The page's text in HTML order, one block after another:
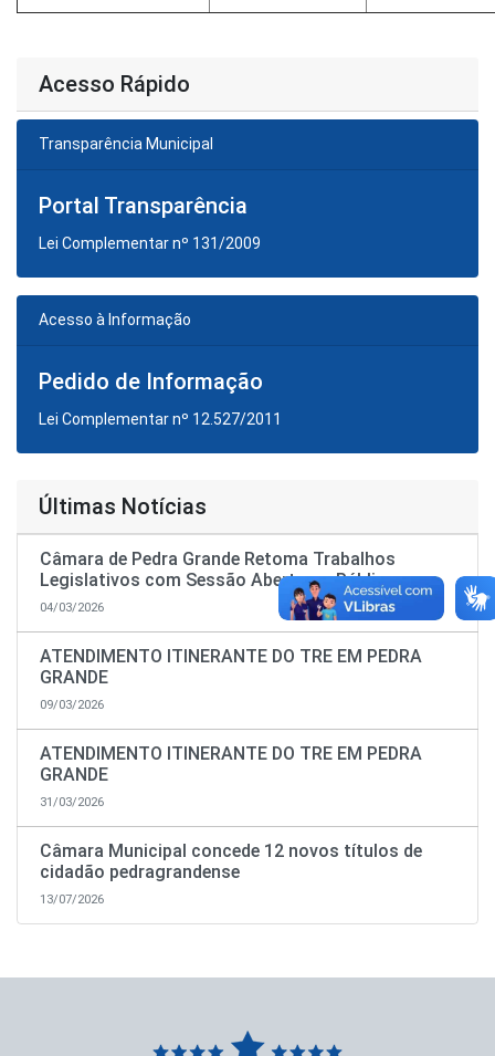
Acesso Rápido
Transparência Municipal
Portal Transparência
Lei Complementar nº 131/2009
Acesso à Informação
Pedido de Informação
Lei Complementar nº 12.527/2011
Últimas Notícias
Câmara de Pedra Grande Retoma Trabalhos
Legislativos com Sessão Aberta ao Público
04/03/2026
ATENDIMENTO ITINERANTE DO TRE EM PEDRA
GRANDE
09/03/2026
ATENDIMENTO ITINERANTE DO TRE EM PEDRA
GRANDE
31/03/2026
Câmara Municipal concede 12 novos títulos de
cidadão pedragrandense
13/07/2026